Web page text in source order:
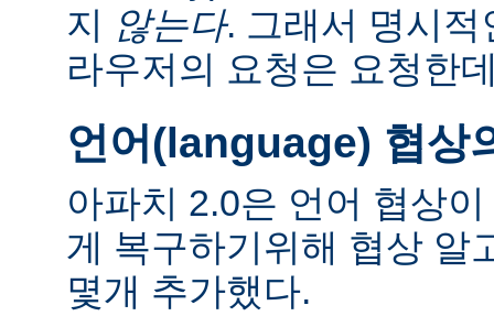
지
않는다. 그래서 명시
라우저의 요청은 요청한
언어(language) 협상
아파치 2.0은 언어 협상
게 복구하기위해 협상 알
몇개 추가했다.